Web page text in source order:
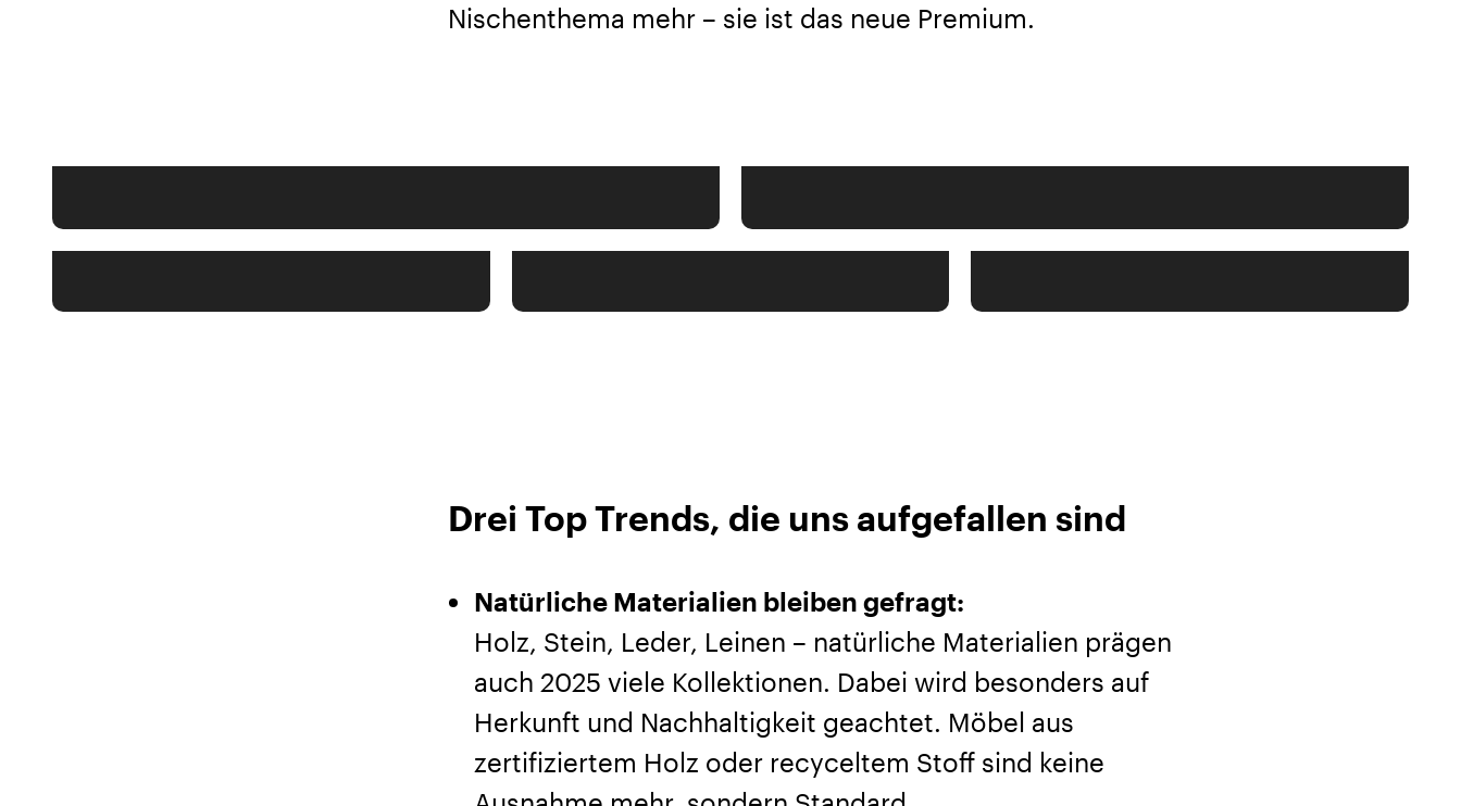
Nischenthema mehr – sie ist das neue Premium.
Drei Top Trends, die uns aufgefallen sind
Natürliche Materialien bleiben gefragt:
Holz, Stein, Leder, Leinen – natürliche Materialien prägen
auch 2025 viele Kollektionen. Dabei wird besonders auf
Herkunft und Nachhaltigkeit geachtet. Möbel aus
zertifiziertem Holz oder recyceltem Stoff sind keine